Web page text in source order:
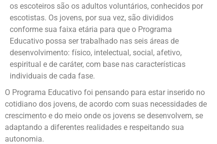
os escoteiros são os adultos voluntários, conhecidos por
escotistas. Os jovens, por sua vez, são divididos
conforme sua faixa etária para que o Programa
Educativo possa ser trabalhado nas seis áreas de
desenvolvimento: físico, intelectual, social, afetivo,
espiritual e de caráter, com base nas características
individuais de cada fase.
O Programa Educativo foi pensando para estar inserido no
cotidiano dos jovens, de acordo com suas necessidades de
crescimento e do meio onde os jovens se desenvolvem, se
adaptando a diferentes realidades e respeitando sua
autonomia.